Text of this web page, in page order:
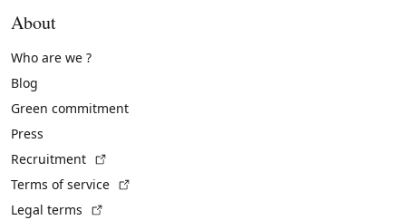
About
Who are we ?
Blog
Green commitment
Press
Recruitment
Terms of service
Legal terms